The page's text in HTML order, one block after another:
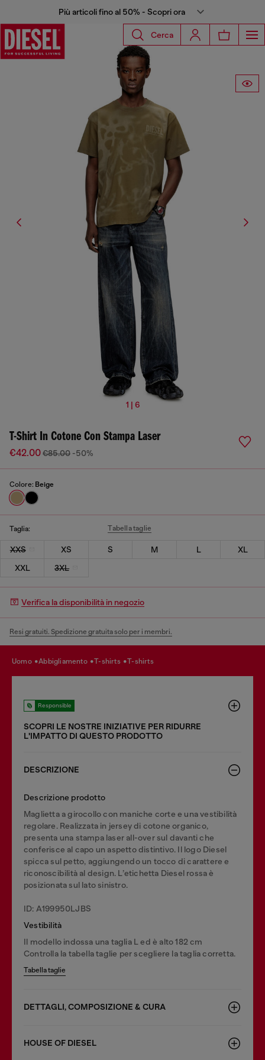
Più articoli fino al 50% - Scopri ora
Cerca
1 | 6
T-Shirt In Cotone Con Stampa Laser
€42.00€85.00 -50%
Colore: Beige
Taglia: Tabella taglie
XXS XS S M L
XL
XXL
3XL
Verifica la disponibilità in negozio
Resi gratuiti. Spedizione gratuita solo per i membri.
uomo abbigliamento t-shirts t-shirts
Responsible
SCOPRI LE NOSTRE INIZIATIVE PER RIDURRE
LʹIMPATTO DI QUESTO PRODOTTO
DESCRIZIONE
Descrizione prodotto
Maglietta a girocollo con maniche corte e una vestibilità
regolare. Realizzata in jersey di cotone organico,
presenta una stampa laser all-over sul davanti che
conferisce al capo un aspetto distintivo. Il logo Diesel
spicca sul petto, aggiungendo un tocco di carattere e
riconoscibilità al design. L’etichetta Diesel rossa è
posizionata sul lato sinistro.
ID: A199950LJBS
Vestibilità
Il modello indossa una taglia L ed è alto 182 cm
Controlla la tabella taglie per scegliere la taglia corretta.
Tabella taglie
DETTAGLI, COMPOSIZIONE & CURA
HOUSE OF DIESEL